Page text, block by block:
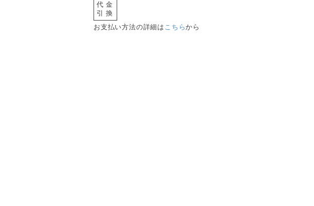
代金
引換
お支払い方法の詳細は こちらから